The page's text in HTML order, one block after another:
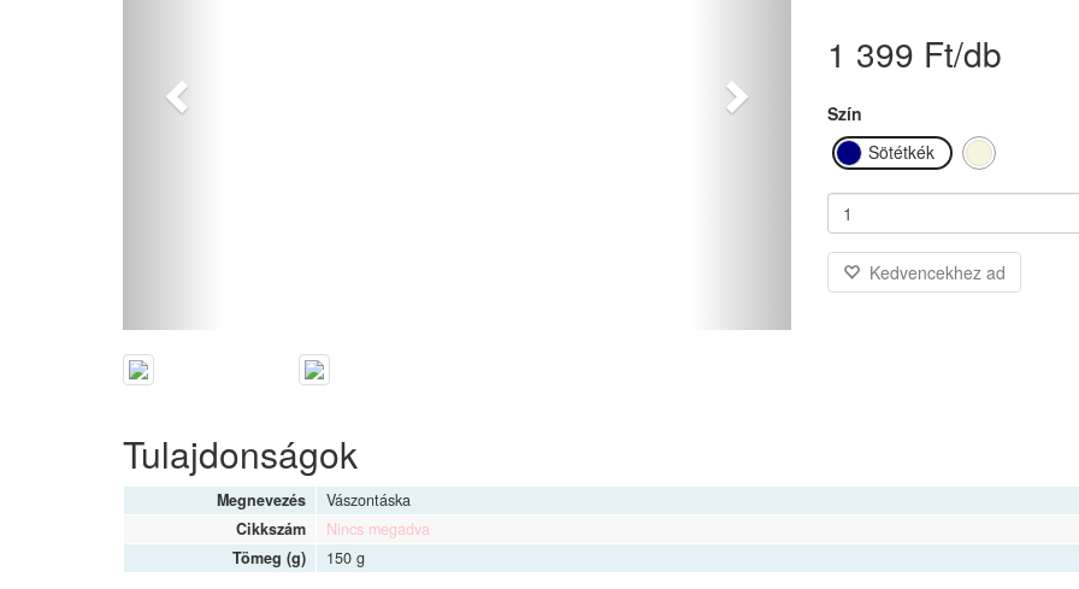
1 399 Ft/db
Szín
Sötétkék
Kedvencekhez ad
Tulajdonságok
Megnevezés
Vászontáska
Cikkszám
Nincs megadva
Tömeg (g)
150 g